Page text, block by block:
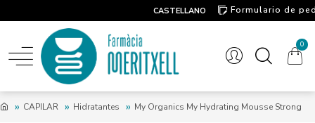
CASTELLANO
Formulario de
0
CAPILAR Hidratantes My Organics My Hydrating Mousse Strong